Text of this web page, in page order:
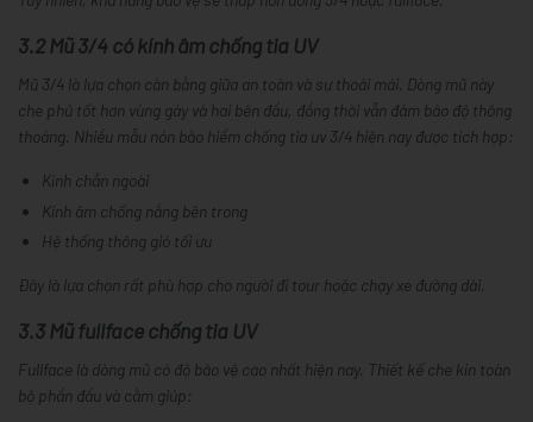
3.2 Mũ 3/4 có kính âm chống tia UV
Mũ 3/4 là lựa chọn cân bằng giữa an toàn và sự thoải mái. Dòng mũ này
che phủ tốt hơn vùng gáy và hai bên đầu, đồng thời vẫn đảm bảo độ thông
thoáng. Nhiều mẫu nón bảo hiểm chống tia uv 3/4 hiện nay được tích hợp:
Kính chắn ngoài
Kính âm chống nắng bên trong
Hệ thống thông gió tối ưu
Đây là lựa chọn rất phù hợp cho người đi tour hoặc chạy xe đường dài.
3.3 Mũ fullface chống tia UV
Fullface là dòng mũ có độ bảo vệ cao nhất hiện nay. Thiết kế che kín toàn
bộ phần đầu và cằm giúp: